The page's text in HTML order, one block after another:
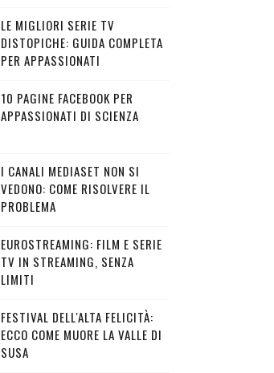
LE MIGLIORI SERIE TV
DISTOPICHE: GUIDA COMPLETA
PER APPASSIONATI
10 PAGINE FACEBOOK PER
APPASSIONATI DI SCIENZA
I CANALI MEDIASET NON SI
VEDONO: COME RISOLVERE IL
PROBLEMA
EUROSTREAMING: FILM E SERIE
TV IN STREAMING, SENZA
LIMITI
FESTIVAL DELL'ALTA FELICITÀ:
ECCO COME MUORE LA VALLE DI
SUSA